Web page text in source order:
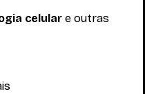
celular e outras